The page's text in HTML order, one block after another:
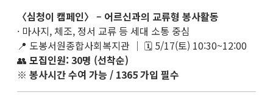
〈심청이 캠페인〉 – 어르신과의 교류형 봉사활동
· 마사지, 체조, 정서 교류 등 세대 소통 중심
📍 도봉서원종합사회복지관 ｜ 🗓 5/17(토) 10:30~12:00
👥 모집인원: 30명 (선착순)
※ 봉사시간 수여 가능 / 1365 가입 필수